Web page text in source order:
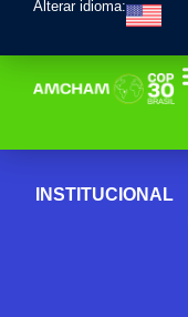
Alterar idioma:
INSTITUCIONAL